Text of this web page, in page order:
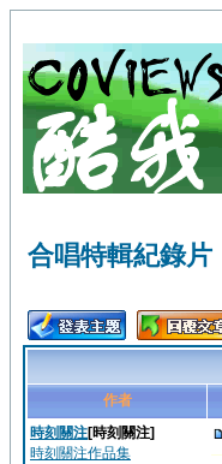
合唱特輯紀錄片
作者
時刻關注[時刻關注]
時刻關注作品集